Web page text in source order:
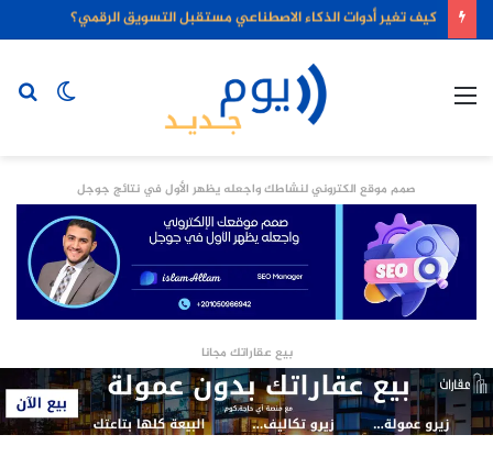
كيف تغير أدوات الذكاء الاصطناعي مستقبل التسويق الرقمي؟
الوضع
صمم موقع الكتروني لنشاطك واجعله يظهر الأول في نتائج جوجل
بيع عقاراتك مجانا